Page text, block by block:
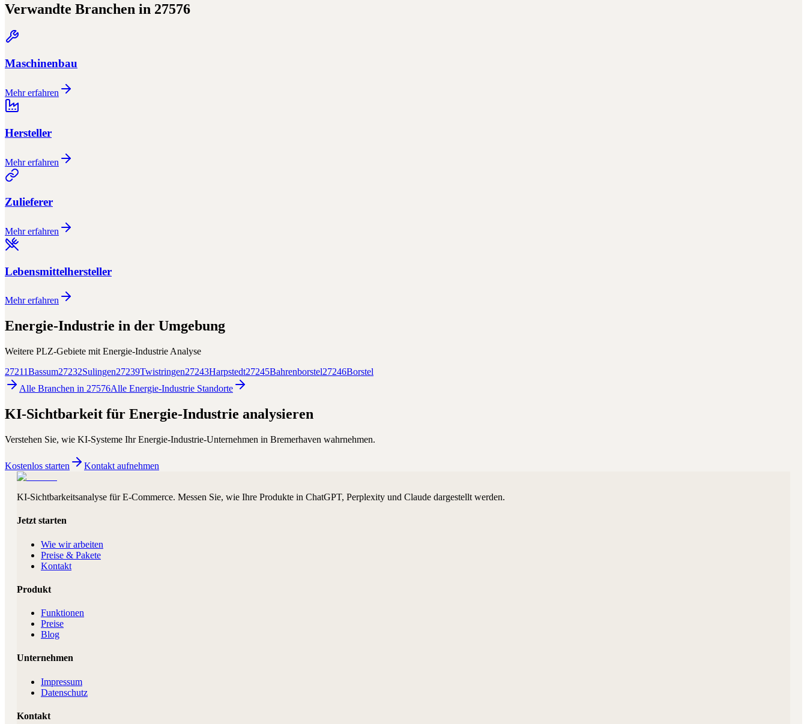
Verwandte Branchen in 27576
Maschinenbau
Mehr erfahren
Hersteller
Mehr erfahren
Zulieferer
Mehr erfahren
Lebensmittelhersteller
Mehr erfahren
Energie-Industrie in der Umgebung
Weitere PLZ-Gebiete mit Energie-Industrie Analyse
27211Bassum27232Sulingen27239Twistringen27243Harpstedt27245Bahrenborstel27246Borstel
Alle Branchen in 27576Alle Energie-Industrie Standorte
KI-Sichtbarkeit für Energie-Industrie analysieren
Verstehen Sie, wie KI-Systeme IhrEnergie-Industrie-Unternehmen in Bremerhaven wahrnehmen.
Kostenlos starten Kontakt aufnehmen
KI-Sichtbarkeitsanalyse für E-Commerce. Messen Sie, wie Ihre Produkte in ChatGPT, Perplexity und Claude dargestellt werden.
Jetzt starten
Wie wir arbeiten
Preise & Pakete
Kontakt
Produkt
Funktionen
Preise
Blog
Unternehmen
Impressum
Datenschutz
Kontakt